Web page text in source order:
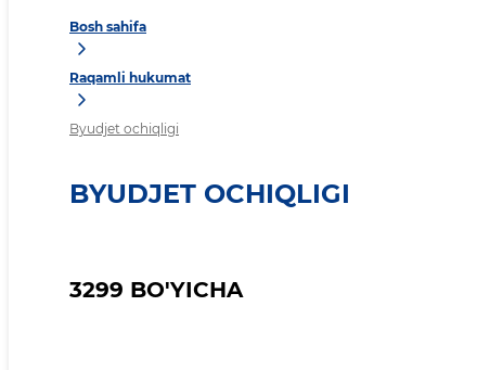
Bosh sahifa
Raqamli hukumat
Byudjet ochiqligi
BYUDJET OCHIQLIGI
3299 BO'YICHA